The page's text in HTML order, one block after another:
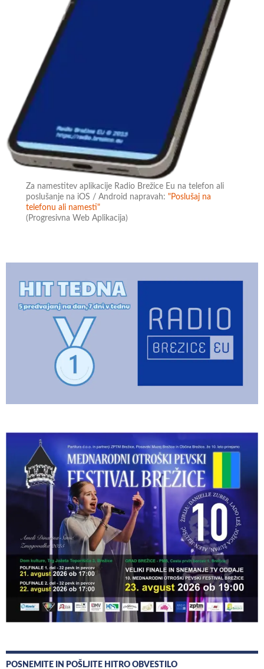
Za namestitev aplikacije Radio Brežice Eu na telefon ali
poslušanje na iOS / Android napravah:"Poslušaj na
telefonu ali namesti"
(Progresivna Web Aplikacija)
POSNEMITE IN POŠLJITE HITRO OBVESTILO